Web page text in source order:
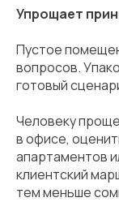
Упрощает
Пустое
вопросов.
готовый
Человеку
в офисе,
апартаментов
клиентский
тем меньше